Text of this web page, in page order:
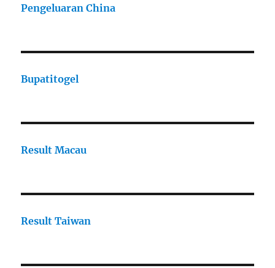
Pengeluaran China
Bupatitogel
Result Macau
Result Taiwan